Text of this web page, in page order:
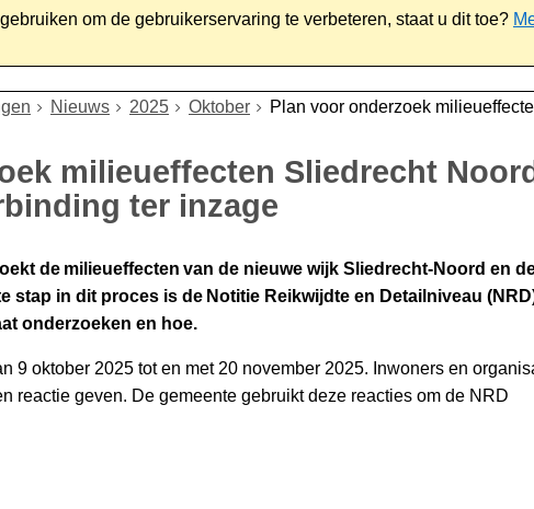
om de gebruikerservaring te verbeteren, staat u dit toe?
Nieuws 2025 Oktober Plan voor onderzoek
milieueffecten Sliedrecht
ter inzage
de milieueffecten van de nieuwe wijk Sliedrecht-Noord en
stap in dit proces is de Notitie Reikwijdte en Detailniveau
onderzoeken en hoe.
9 oktober 2025 tot en met 20 november 2025. Inwoners en
reactie geven. De gemeente gebruikt deze reacties om de NRD